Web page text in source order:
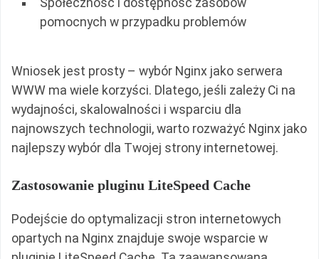
Społeczność i dostępność zasobów
pomocnych w przypadku problemów
Wniosek jest prosty – wybór Nginx jako serwera
WWW ma wiele korzyści. Dlatego, jeśli zależy Ci na
wydajności, skalowalności i wsparciu dla
najnowszych technologii, warto rozważyć Nginx jako
najlepszy wybór dla Twojej strony internetowej.
Zastosowanie pluginu LiteSpeed Cache
Podejście do optymalizacji stron internetowych
opartych na Nginx znajduje swoje wsparcie w